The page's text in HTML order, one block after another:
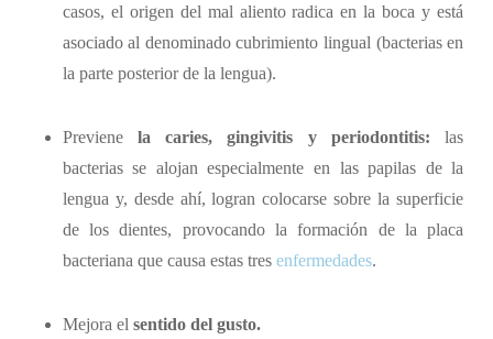
casos, el origen del mal aliento radica en la boca y está
asociado al denominado cubrimiento lingual (bacterias en
la parte posterior de la lengua).
Previenela caries, gingivitis y periodontitis:las
bacterias se alojan especialmente en las papilas de la
lengua y, desde ahí, logran colocarse sobre la superficie
de los dientes, provocando la formación de la placa
bacteriana que causa estas tres enfermedades.
Mejora el sentido del gusto.